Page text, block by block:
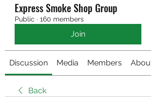
Express Smoke Shop Group
Public · 160 members
Join
Discussion Media Members About
Back